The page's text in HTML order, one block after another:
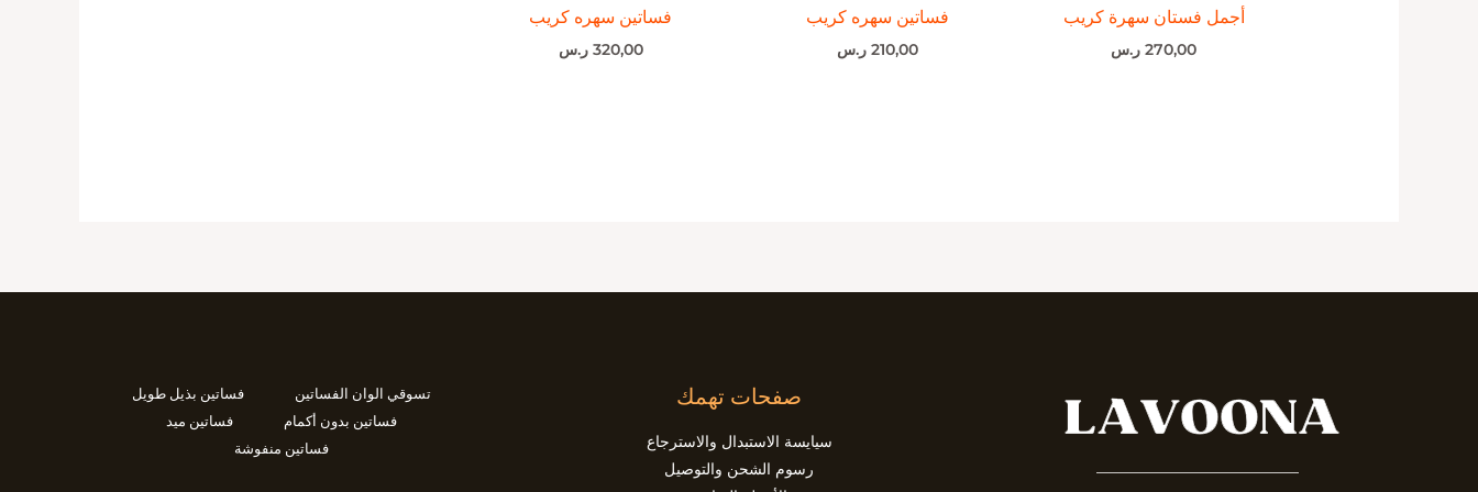
أجمل فستان سهرة كريب
270,00 ر.س
فساتين سهره كريب
210,00 ر.س
فساتين سهره كريب
320,00 ر.س
صفحات تهمك
سيايسة الاستبدال والاسترجاع
رسوم الشحن والتوصيل
تسوقي الوان الفساتين
فساتين بذيل طويل
فساتين بدون أكمام
فساتين ميد
فساتين منفوشة